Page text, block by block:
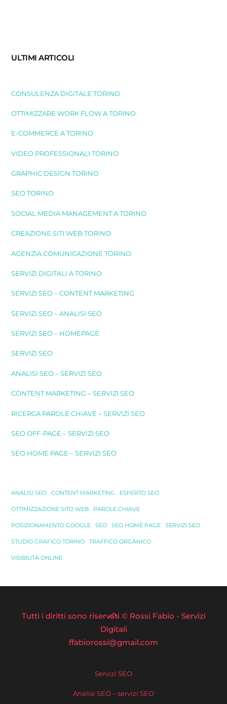
ULTIMI ARTICOLI
CONSULENZA DIGITALE TORINO
OTTIMIZZARE WORK FLOW A TORINO
E-COMMERCE A TORINO
VIDEO PROFESSIONALI TORINO
GRAPHIC DESIGN TORINO
SEO TORINO
SOCIAL MEDIA MANAGEMENT A TORINO
CREAZIONE SITI WEB TORINO
AGENZIA COMUNICAZIONE TORINO
SERVIZI DIGITALI A TORINO
SERVIZI SEO – CONTENT MARKETING
SERVIZI SEO – ANALISI SEO
SERVIZI SEO – HOMEPAGE
SERVIZI SEO
ANALISI SEO – SERVIZI SEO
CONTENT MARKETING – SERVIZI SEO
RICERCA PAROLE CHIAVE – SERVIZI SEO
SEO OFF-PAGE – SERVIZI SEO
SEO HOME PAGE – SERVIZI SEO
ANALISI SEO CONTENT MARKETING ESPERTO SEO
OTTIMIZZAZIONE SITO WEB PAROLE CHIAVE
POSIZIONAMENTO GOOGLE SEO SEO HOME PAGE SERVIZI SEO
STUDIO GRAFICO TORINO TRAFFICO ORGANICO
VISIBILITÀ ONLINE
Back
To
Top
Tutti i diritti sono riservati © Rossi Fabio - Servizi
Digitali
ffabiorossi@gmail.com
Servizi SEO
Analisi SEO – servizi SEO